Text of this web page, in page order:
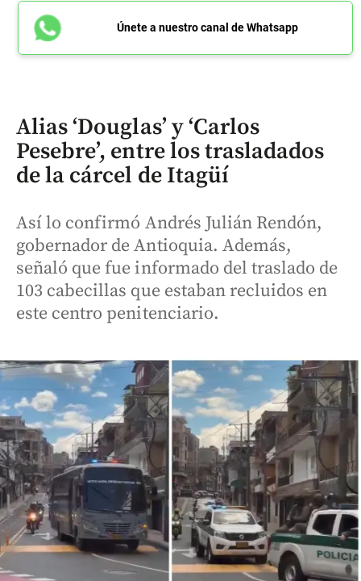
Únete a nuestro canal de Whatsapp
Alias ‘Douglas’ y ‘Carlos
Pesebre’, entre los trasladados
de la cárcel de Itagüí
Así lo confirmó Andrés Julián Rendón,
gobernador de Antioquia. Además,
señaló que fue informado del traslado de
103 cabecillas que estaban recluidos en
este centro penitenciario.